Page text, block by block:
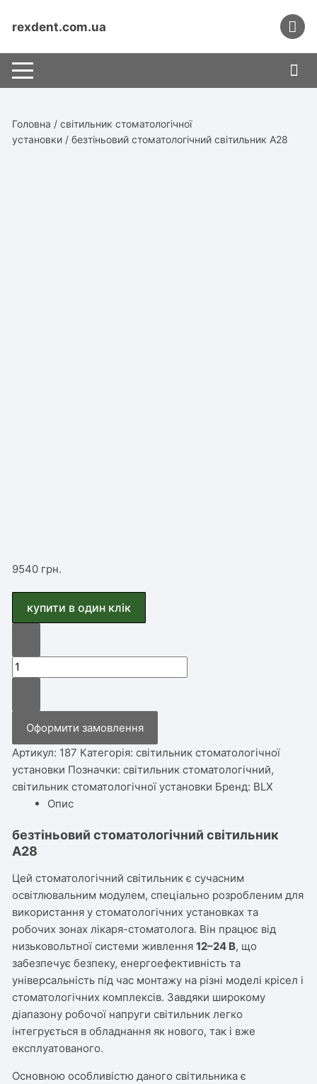
rexdent.com.ua
Головна /світильник стоматологічної
установки / безтіньовий стоматологічний світильник А28
9540 грн.
купити в один клiк
безтіньовий
стоматологічний
А28
кількість
Оформити замовлення
Артикул: 187 Категорія:світильник стоматологічної
установки Позначки:світильник стоматологічний,
світильник стоматологічної установки Бренд: BLX
Опис
безтіньовий стоматологічний світильник
А28
Цей стоматологічний світильник є сучасним
освітлювальним модулем, спеціально розробленим для
використання у стоматологічних установках та
робочих зонах лікаря-стоматолога. Він працює від
низьковольтної системи живлення12–24 В, що
забезпечує безпеку, енергоефективність та
універсальність під час монтажу на різні моделі крісел і
стоматологічних комплексів. Завдяки широкому
діапазону робочої напруги світильник легко
інтегрується в обладнання як нового, так і вже
експлуатованого.
Основною особливістю даного світильника є